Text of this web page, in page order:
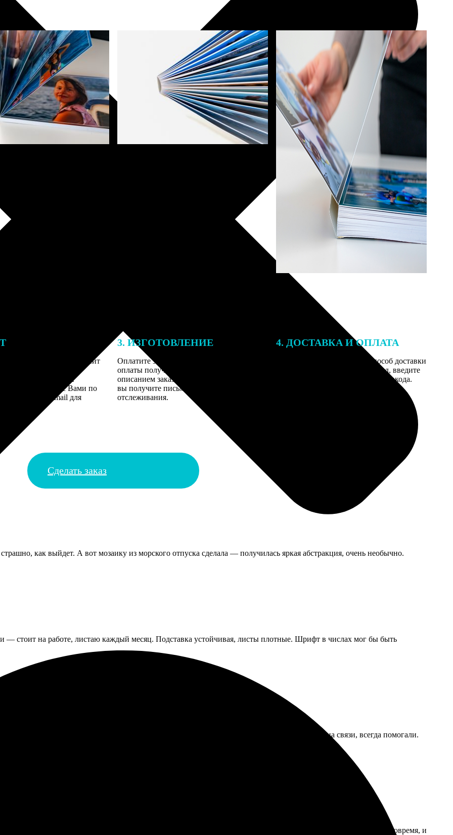
ФотоКниги зависит
заказа к печати наши
могут связаться с Вами по
телефону или email для
3. ИЗГОТОВЛЕНИЕ
Оплатите заказ банковской картой. После
оплаты получите подтверждение на email с
описанием заказа. Когда отправим заказ
вы получите письмо с трек-номером для
отслеживания.
4. ДОСТАВКА И ОПЛАТА
Введите адрес и выберите способ доставки
заказа. Если у вас есть промокод, введите
его в специальное поле для промокода.
Сделать заказ
как выйдет. А вот мозаику из морского отпуска сделала — получилась яркая абстракция, очень необычно.
— стоит на работе, листаю каждый месяц. Подставка устойчивая, листы плотные. Шрифт в числах мог бы быть
сайте. Доставка быстрая, упаковка аккуратная. Результат превзошел ожидания! Поддержка на связи, всегда помогали.
фото и отредактировал по своему желанию. Процесс прост и не отнимал много времени. Доставка пришла вовремя, и